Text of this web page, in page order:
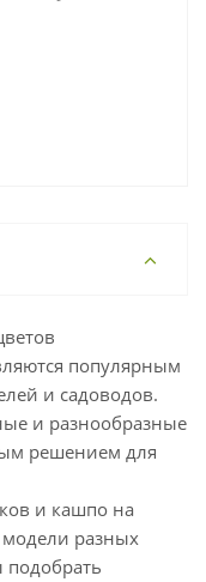
популярным
и садоводов.
и разнообразные
решением для
и кашпо на
разных
подобрать